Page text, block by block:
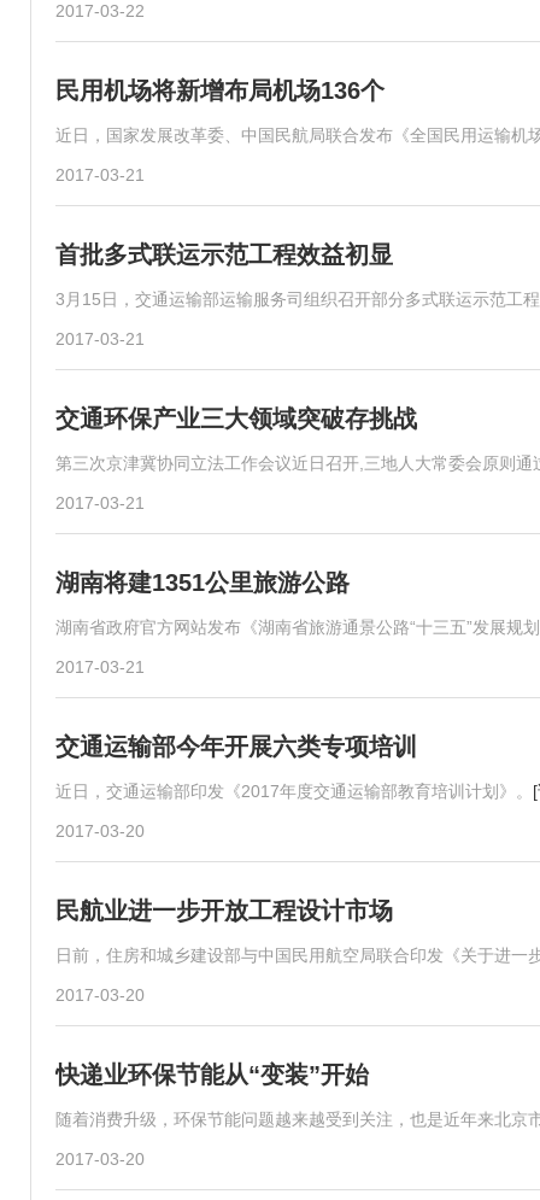
2017-03-22
民用机场将新增布局机场136个
近日，国家发展改革委、中国民航局联合发布《全国民用运输机
2017-03-21
首批多式联运示范工程效益初显
3月15日，交通运输部运输服务司组织召开部分多式联运示范工
2017-03-21
交通环保产业三大领域突破存挑战
第三次京津冀协同立法工作会议近日召开,三地人大常委会原则
2017-03-21
湖南将建1351公里旅游公路
湖南省政府官方网站发布《湖南省旅游通景公路“十三五”发展规
2017-03-21
交通运输部今年开展六类专项培训
近日，交通运输部印发《2017年度交通运输部教育培训计划》。
2017-03-20
民航业进一步开放工程设计市场
日前，住房和城乡建设部与中国民用航空局联合印发《关于进一
2017-03-20
快递业环保节能从“变装”开始
随着消费升级，环保节能问题越来越受到关注，也是近年来北京
2017-03-20